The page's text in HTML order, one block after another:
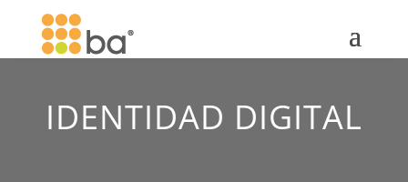
IDENTIDAD DIGITAL